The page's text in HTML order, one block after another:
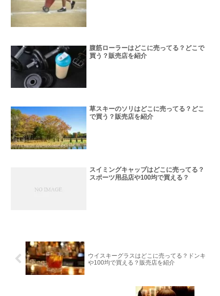
腹筋ローラーはどこに売ってる？どこで
買う？販売店を紹介
草スキーのソリはどこに売ってる？どこ
で買う？販売店を紹介
スイミングキャップはどこに売ってる？
スポーツ用品店や100均で買える？
ウイスキーグラスはどこに売ってる？ドンキ
や100均で買える？販売店を紹介